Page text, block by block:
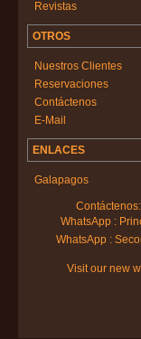
Revistas
OTROS
Nuestros Clientes
Reservaciones
Contáctenos
E-Mail
ENLACES
Galapagos
Contáctenos:
WhatsApp :
WhatsApp :
Visit our new